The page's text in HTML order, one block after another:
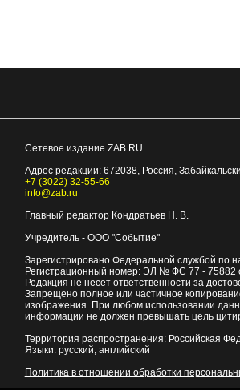
Сетевое издание ZAB.RU
Адрес редакции: 672038, Россия,
+7 (3022) 32-55-66
info@zab.ru
Главный редактор Кондратьев Н. В.
Учредитель - ООО "Событие"
Зарегистрировано Федеральной службой по
Регистрационный номер: ЭЛ № ФС 77 - 75882
Редакция не несет ответственности за
Запрещено полное или частичное
изображения. При любом использовании
информации не должен превышать цель
Территория распространения: Российская
Языки: русский, английский
Политика в отношении обработки